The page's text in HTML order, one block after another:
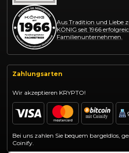
Aus Tradition und Liebe
KÖNIG seit 1966
Familienunternehmen.
Zahlungsarten
Wir akzeptieren KRYPTO!
Bei uns zahlen Sie bequem bargeldlos,
Coinify.